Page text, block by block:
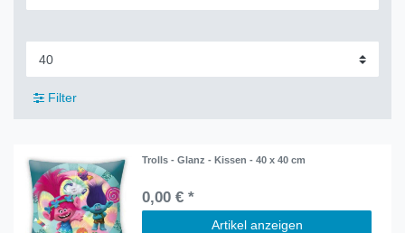
Filter
Trolls - Glanz - Kissen - 40 x 40 cm
0,00 € *
Artikel anzeigen